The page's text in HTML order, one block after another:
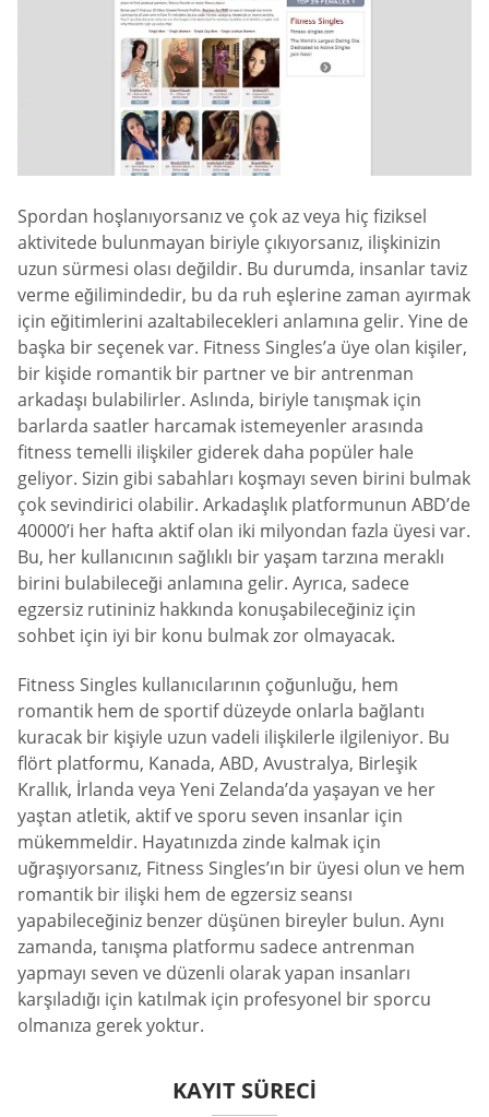
Spordan hoşlanıyorsanız ve çok az veya hiç fiziksel
aktivitede bulunmayan biriyle çıkıyorsanız, ilişkinizin
uzun sürmesi olası değildir. Bu durumda, insanlar taviz
verme eğilimindedir, bu da ruh eşlerine zaman ayırmak
için eğitimlerini azaltabilecekleri anlamına gelir. Yine de
başka bir seçenek var. Fitness Singles’a üye olan kişiler,
bir kişide romantik bir partner ve bir antrenman
arkadaşı bulabilirler. Aslında, biriyle tanışmak için
barlarda saatler harcamak istemeyenler arasında
fitness temelli ilişkiler giderek daha popüler hale
geliyor. Sizin gibi sabahları koşmayı seven birini bulmak
çok sevindirici olabilir. Arkadaşlık platformunun ABD’de
40000’i her hafta aktif olan iki milyondan fazla üyesi var.
Bu, her kullanıcının sağlıklı bir yaşam tarzına meraklı
birini bulabileceği anlamına gelir. Ayrıca, sadece
egzersiz rutininiz hakkında konuşabileceğiniz için
sohbet için iyi bir konu bulmak zor olmayacak.
Fitness Singles kullanıcılarının çoğunluğu, hem
romantik hem de sportif düzeyde onlarla bağlantı
kuracak bir kişiyle uzun vadeli ilişkilerle ilgileniyor. Bu
flört platformu, Kanada, ABD, Avustralya, Birleşik
Krallık, İrlanda veya Yeni Zelanda’da yaşayan ve her
yaştan atletik, aktif ve sporu seven insanlar için
mükemmeldir. Hayatınızda zinde kalmak için
uğraşıyorsanız, Fitness Singles’ın bir üyesi olun ve hem
romantik bir ilişki hem de egzersiz seansı
yapabileceğiniz benzer düşünen bireyler bulun. Aynı
zamanda, tanışma platformu sadece antrenman
yapmayı seven ve düzenli olarak yapan insanları
karşıladığı için katılmak için profesyonel bir sporcu
olmanıza gerek yoktur.
KAYIT SÜRECI